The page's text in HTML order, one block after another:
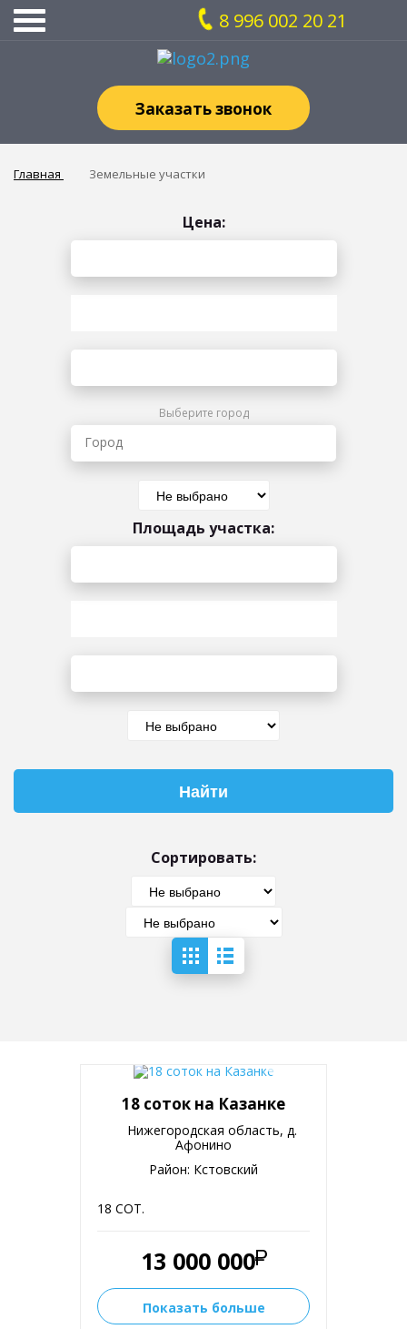
8 996 002 20 21
Заказать звонок
Главная Земельные участки
Цена:
Выберите город
Город
Площадь участка:
Сортировать:
18 соток на Казанке
Нижегородская область, д.
Афонино
Район: Кстовский
18 СОТ.
13 000 000
Показать больше